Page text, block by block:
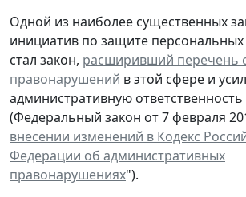
Одной из наиболее существенных
инициатив по защите
стал закон, расширивший перечень
правонарушений в этой сфере и
административную ответственность
(Федеральный закон от 7 февраля
внесении изменений в Кодекс
Федерации об административных
правонарушениях").